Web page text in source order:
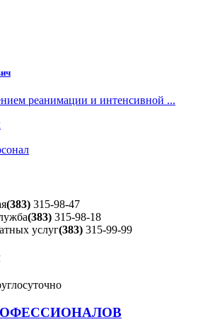
реанимации и интенсивной ...
(383) 315-98-47
(383) 315-98-18
услуг(383) 315-99-99